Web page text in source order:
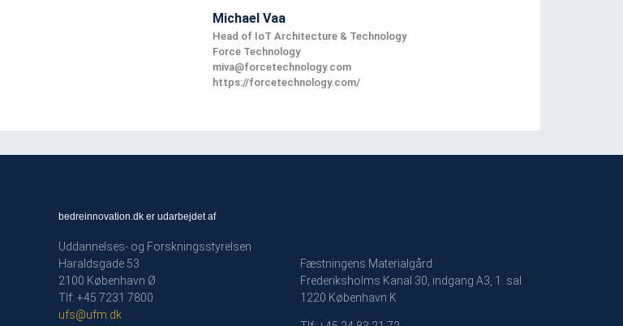
Michael Vaa
Head of IoT Architecture & Technology
Force Technology
miva@forcetechnology.com
https://forcetechnology.com/
bedreinnovation.dk er udarbejdet af
Uddannelses- og Forskningsstyrelsen
Haraldsgade 53
2100 København Ø
Tlf: +45 7231 7800
ufs@ufm.dk
Fæstningens Materialgård
Frederiksholms Kanal 30, indgang A3, 1. sal
1220 København K